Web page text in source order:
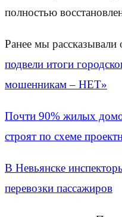
полностью
Ранее мы рассказывали
подвели итоги
мошенникам – НЕТ»
Почти 90% жилых
строят по схеме
В Невьянске
перевозки пассажиров